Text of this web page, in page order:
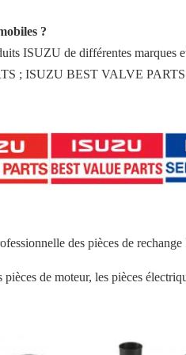
?
ISUZU de différentes marques
; ISUZU BEST VALVE PARTS
des pièces de
de moteur, les pièces